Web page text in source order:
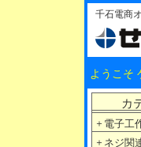
千石電商
ようこそ
カ
＋ 電子工
＋ ネジ関